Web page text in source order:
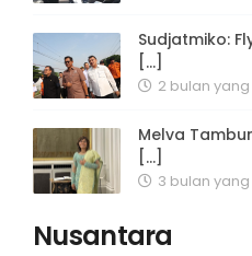
Sudjatmiko:
[...]
2 bulan
Melva
[...]
3 bulan
Nusantara